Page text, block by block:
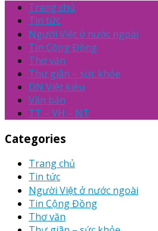
Trang chủ
Tin tức
Người Việt ở nước ngoài
Tin Cộng Đồng
Thơ văn
Thư giãn – sức khỏe
DN Việt kiều
Văn bản
TT – VH – NT
Categories
Trang chủ
Tin tức
Người Việt ở nước ngoài
Tin Cộng Đồng
Thơ văn